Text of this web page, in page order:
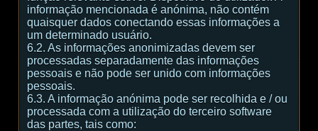
informação mencionada é anónima, não contém
quaisquer dados conectando essas informações a
um determinado usuário.
6.2. As informações anonimizadas devem ser
processadas separadamente das informações
pessoais e não pode ser unido com informações
pessoais.
6.3. A informação anónima pode ser recolhida e / ou
processada com a utilização do terceiro software
das partes, tais como: